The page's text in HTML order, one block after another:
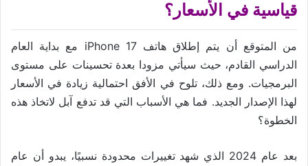
قياسية في الأسعار؟
من المتوقع أن يتم إطلاق هاتف iPhone 17 مع بداية العام
الدراسي القادم، حيث سيأتي مزودا بعدة تحسينات على مستوى
البرمجيات. ومع ذلك، تلوح في الأفق احتمالية زيادة في الأسعار
لهذا الإصدار الجديد. فما هي الأسباب التي قد تدفع آبل لاتخاذ هذه
الخطوة؟
بعد عام 2024 الذي شهد تغييرات محدودة نسبيًا، يبدو أن عام